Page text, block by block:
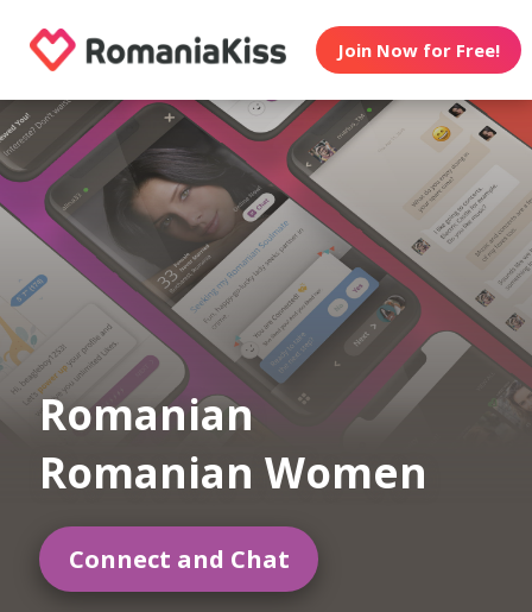
Join Now for Free!
Romanian
Romanian Women
Connect and Chat